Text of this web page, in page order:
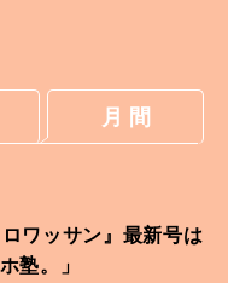
月 間
ワッサン』最新号は
塾。」